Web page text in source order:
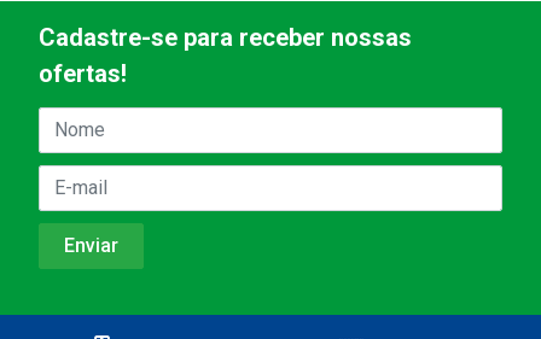
Cadastre-se para receber nossas
ofertas!